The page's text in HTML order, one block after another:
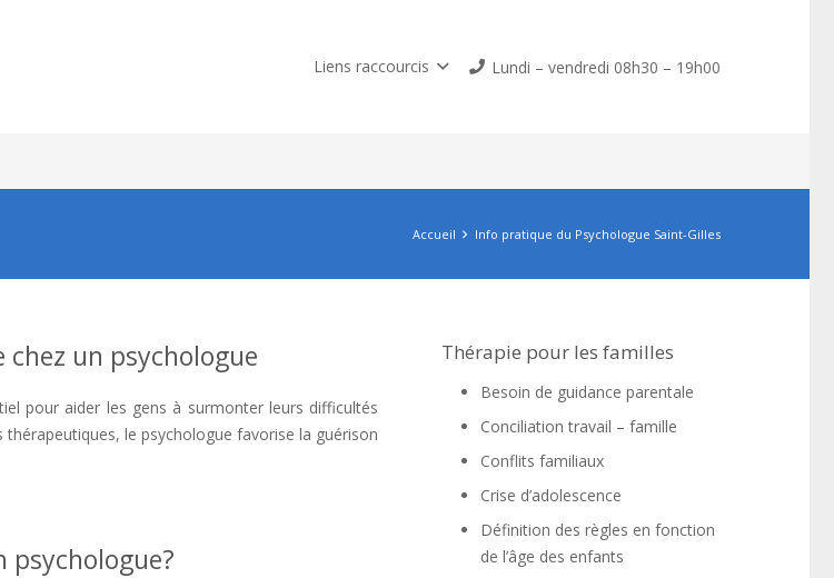
Liens raccourcis Lundi – vendredi 08h30 – 19h00
Accueil Info pratique du Psychologue Saint-Gilles
un psychologue
pour aider les gens à surmonter leurs difficultés
le psychologue favorise la guérison
psychologue?
Thérapie pour les familles
Besoin de guidance parentale
Conciliation travail – famille
Conflits familiaux
Crise d’adolescence
Définition des règles en fonction
de l’âge des enfants